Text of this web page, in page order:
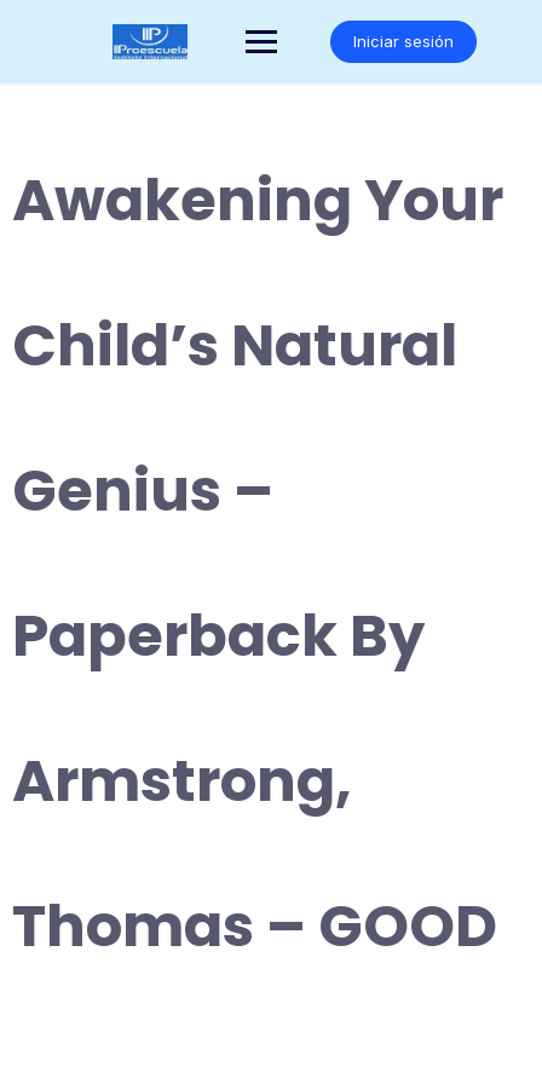
Iniciar sesión
Awakening Your
Child’s Natural
Genius –
Paperback By
Armstrong,
Thomas – GOOD